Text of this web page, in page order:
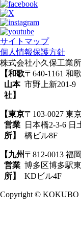
サイトマップ
個人情報保護方針
株式会社小久保工業所
【和歌
山本
社】
〒640-1161 和
市野上新201-9
【東京
営業
所】
〒103-0027 東
日本橋2-3-6 日
橋ビル8F
【九州
営業
所】
〒812-0013 福
博多区博多駅
KDビル4F
Copyright © KOKUBO